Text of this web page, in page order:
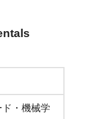
・機械学